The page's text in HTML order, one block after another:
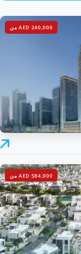
AED 240,000 من
AED 584,000 من